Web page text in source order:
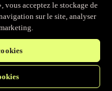
et gagnez en efficacité
vous acceptez le stockage de
sur le site, analyser